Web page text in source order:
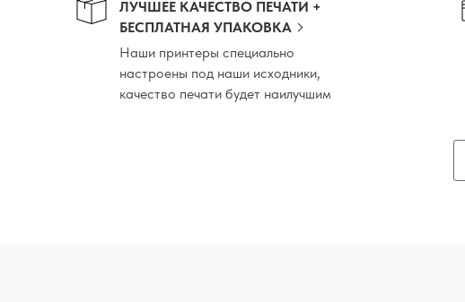
ЛУЧШЕЕ КАЧЕСТВО ПЕЧАТИ +
БЕСПЛАТНАЯ УПАКОВКА
Наши принтеры специально
настроены под наши исходники,
качество печати будет наилучшим